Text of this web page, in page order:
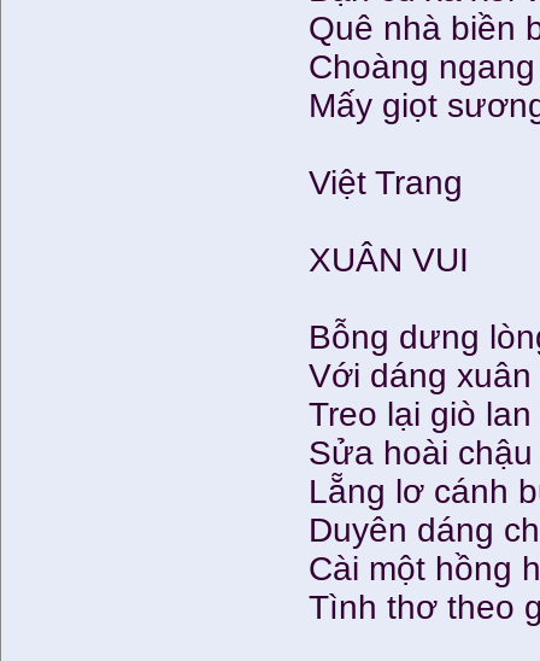
Quê nhà biền
Choàng
Mấy giọt
Việt Trang
XUÂN VUI
Bỗng dưng
Với dáng
Treo lại giò
Sửa hoài
Lẵng lơ cánh
Duyên dáng
Cài một hồng
Tình thơ theo